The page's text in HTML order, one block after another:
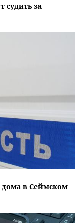
судить за
дома в Сеймском